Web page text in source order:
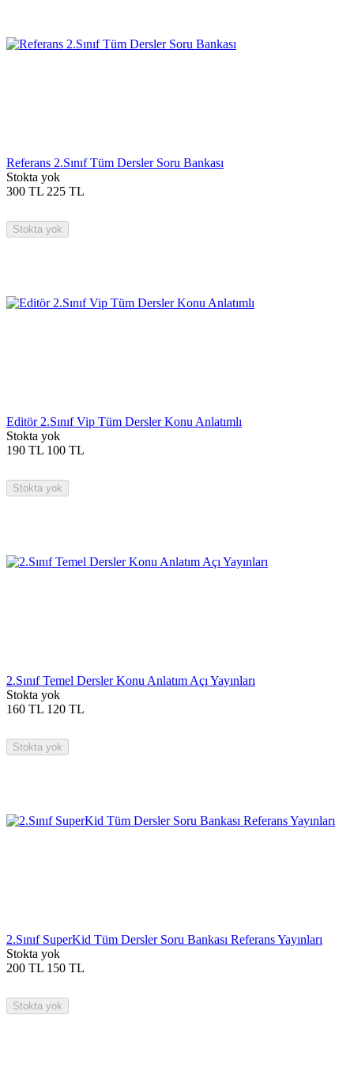
Referans 2.Sınıf Tüm Dersler Soru Bankası
Stokta yok
300 TL 225 TL
Stokta yok
Editör 2.Sınıf Vip Tüm Dersler Konu Anlatımlı
Stokta yok
190 TL 100 TL
Stokta yok
2.Sınıf Temel Dersler Konu Anlatım Açı Yayınları
Stokta yok
160 TL 120 TL
Stokta yok
2.Sınıf SuperKid Tüm Dersler Soru Bankası Referans Yayınları
Stokta yok
200 TL 150 TL
Stokta yok